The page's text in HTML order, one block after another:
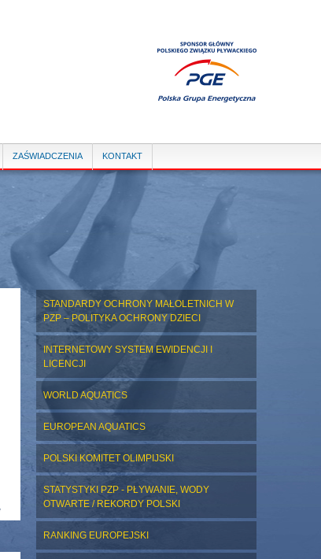
ZAŚWIADCZENIA KONTAKT
STANDARDY OCHRONY MAŁOLETNICH W
PZP – POLITYKA OCHRONY DZIECI
INTERNETOWY SYSTEM EWIDENCJI I
LICENCJI
WORLD AQUATICS
EUROPEAN AQUATICS
POLSKI KOMITET OLIMPIJSKI
STATYSTYKI PZP - PŁYWANIE, WODY
OTWARTE / REKORDY POLSKI
RANKING EUROPEJSKI